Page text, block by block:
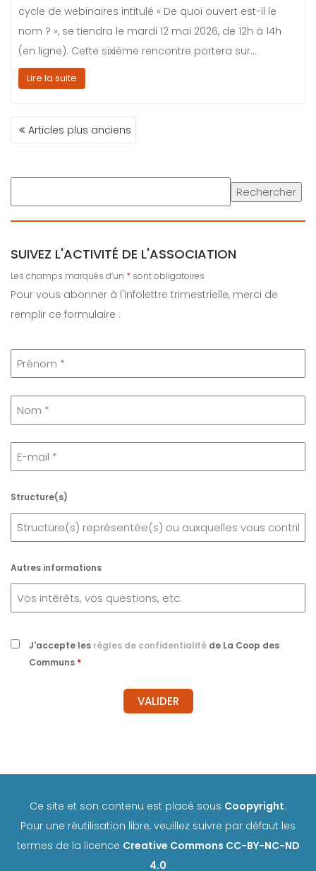
cycle de webinaires intitulé « De quoi ouvert est-il le
nom ? », se tiendra le mardi 12 mai 2026, de 12h à 14h
(en ligne). Cette sixième rencontre portera sur…
Lire la suite
N
G
A
I
O
N
D
E
R
T
C
S
Articles plus anciens
c
e
r
e
Rechercher
SUIVEZ L'ACTIVITÉ DE L'ASSOCIATION
Les champs marqués d’un * sont obligatoires
Pour vous abonner à l'infolettre trimestrielle, merci de
remplir ce formulaire :
Structure(s)
Autres informations
J'accepte les règles de confidentialité de La Coop des
Communs *
Ce site et son contenu est placé sous Coopyright.
Pour une réutilisation libre, veuillez suivre par défaut les
termes de la licence Creative Commons CC-BY-NC-ND
4.0